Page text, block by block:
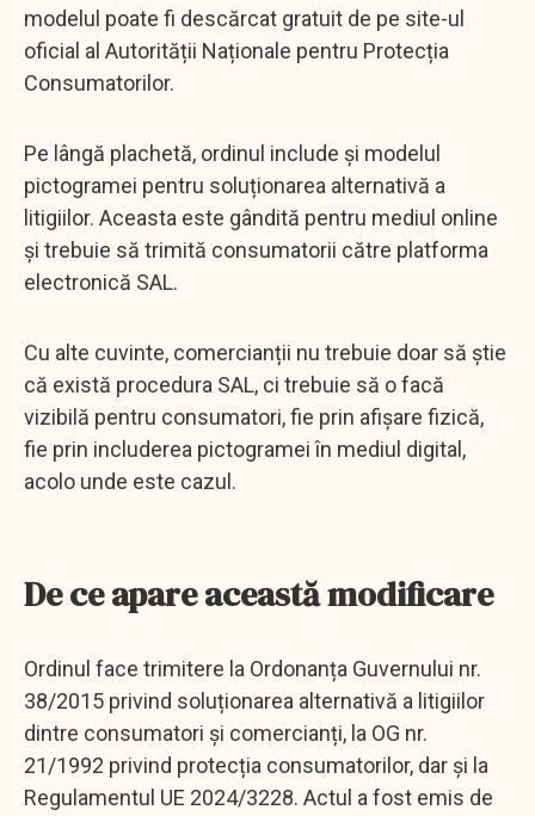
modelul poate fi descărcat gratuit de pe site-ul
oficial al Autorității Naționale pentru Protecția
Consumatorilor.
Pe lângă plachetă, ordinul include și modelul
pictogramei pentru soluționarea alternativă a
litigiilor. Aceasta este gândită pentru mediul online
și trebuie să trimită consumatorii către platforma
electronică SAL.
Cu alte cuvinte, comercianții nu trebuie doar să știe
că există procedura SAL, ci trebuie să o facă
vizibilă pentru consumatori, fie prin afișare fizică,
fie prin includerea pictogramei în mediul digital,
acolo unde este cazul.
De ce apare această modificare
Ordinul face trimitere la Ordonanța Guvernului nr.
38/2015 privind soluționarea alternativă a litigiilor
dintre consumatori și comercianți, la OG nr.
21/1992 privind protecția consumatorilor, dar și la
Regulamentul UE 2024/3228. Actul a fost emis de